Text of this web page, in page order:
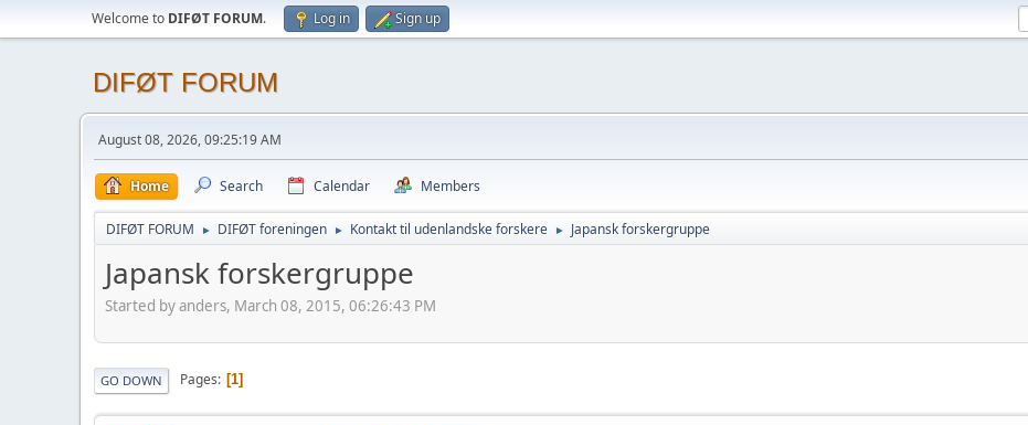
Welcome to DIFØT FORUM. Log in Sign up
DIFØT FORUM
August 08, 2026, 09:25:19 AM
Home Search Calendar Members
DIFØT FORUM ► DIFØT foreningen ► Kontakt til udenlandske forskere ► Japansk forskergruppe
Japansk forskergruppe
Started by anders, March 08, 2015, 06:26:43 PM
GO DOWN Pages 1